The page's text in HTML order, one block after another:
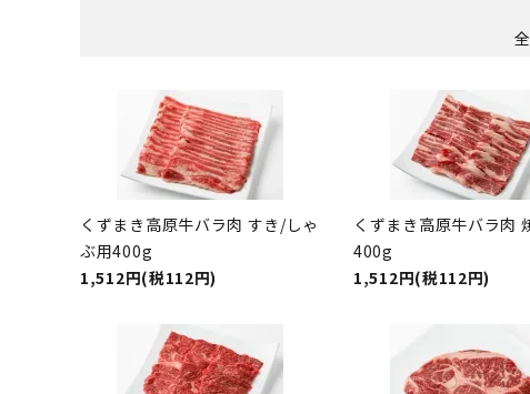
くずまき高原牛バラ肉 すき/しゃ
ぶ用400g
1,512円(税112円)
くずまき高原牛バラ肉
400g
1,512円(税112円)